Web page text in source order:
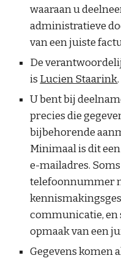
waaraan u
administratieve
van een juiste
De
is Lucien Staarink.
U bent bij
precies die
bijbehorende
Minimaal is dit
e-mailadres.
telefoonnummer
communicatie, en
opmaak van een
Gegevens komen